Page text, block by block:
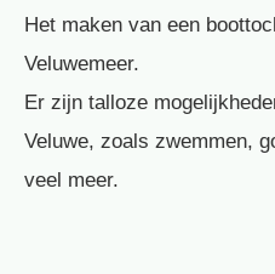
Het maken van een
Veluwemeer.
Er zijn talloze
Veluwe, zoals zwemmen,
veel meer.